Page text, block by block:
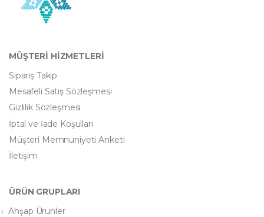
MÜŞTERİ HİZMETLERİ
Sipariş Takip
Mesafeli Satış Sözleşmesi
Gizlilik Sözleşmesi
İptal ve İade Koşulları
Müşteri Memnuniyeti Anketi
İletişim
ÜRÜN GRUPLARI
Ahşap Ürünler